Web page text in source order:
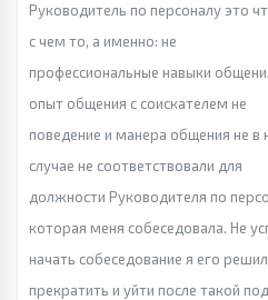
Руководитель по персоналу это
с чем то, а именно: не
профессиональные навыки
опыт общения с соискателем не
поведение и манера общения не в
случае не соответствовали для
должности Руководителя по
которая меня собеседовала. Не
начать собеседование я его
прекратить и уйти после такой